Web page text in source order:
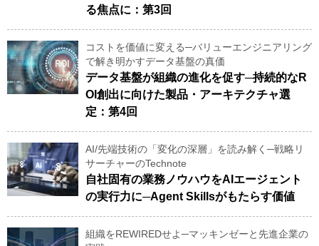
る焦点に：第3回
コストを価値に変える─バリューエンジニアリング
で解き明かすデータ基盤の真価
データ基盤が組織の進化を促す─持続的なR
OI創出に向けた製品・アーキテクチャ選
定：第4回
AI/先端技術の「変化の深層」を読み解く─戦略リ
サーチャーのTechnote
自社固有の業務ノウハウをAIエージェント
の実行力に─Agent Skillsがもたらす価値
組織をREWIREDせよ─マッキンゼーと先進企業の